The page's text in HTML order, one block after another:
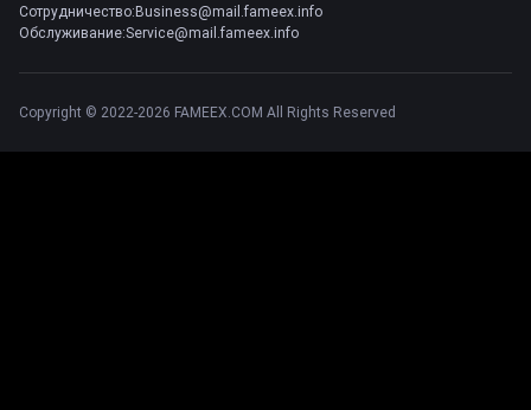
Сотрудничество:Business@mail.fameex.info
Обслуживание:Service@mail.fameex.info
Copyright © 2022-2026 FAMEEX.COM All Rights Reserved